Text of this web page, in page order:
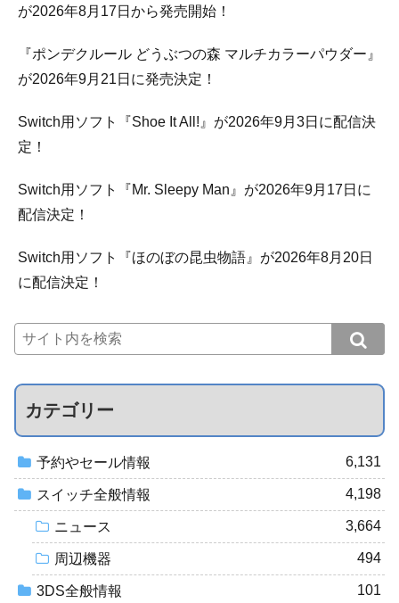
が2026年8月17日から発売開始！
『ポンデクルール どうぶつの森 マルチカラーパウダー』
が2026年9月21日に発売決定！
Switch用ソフト『Shoe It All!』が2026年9月3日に配信決
定！
Switch用ソフト『Mr. Sleepy Man』が2026年9月17日に
配信決定！
Switch用ソフト『ほのぼの昆虫物語』が2026年8月20日
に配信決定！
カテゴリー
予約やセール情報 6,131
スイッチ全般情報 4,198
ニュース 3,664
周辺機器 494
3DS全般情報 101